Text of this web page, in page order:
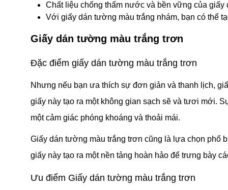
Chất liệu chống thấm nước và bền vững của
Với giấy dán tường màu trắng nhám, bạn có thể
Giấy dán tường màu trắng trơn
Đặc điểm giấy dán tường màu trắng trơn
Nhưng nếu bạn ưa thích sự đơn giản và thanh lịch,
giấy này tạo ra một không gian sạch sẽ và tươi mới.
một cảm giác phóng khoáng và thoải mái.
Giấy dán tường màu trắng trơn cũng là lựa chọn phổ
giấy này tạo ra một nền tảng hoàn hảo để trưng bày
Ưu điểm Giấy dán tường màu trắng trơn